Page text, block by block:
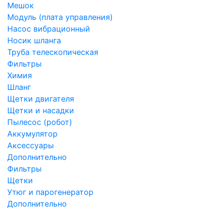
Мешок
Модуль (плата управления)
Насос вибрационный
Носик шланга
Труба телескопическая
Фильтры
Химия
Шланг
Щетки двигателя
Щетки и насадки
Пылесос (робот)
Аккумулятор
Аксессуары
Дополнительно
Фильтры
Щетки
Утюг и парогенератор
Дополнительно